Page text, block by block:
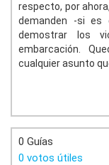
respecto, por
demanden -si es
demostrar los
embarcación.
cualquier asunto
0 Guías
0 votos útiles